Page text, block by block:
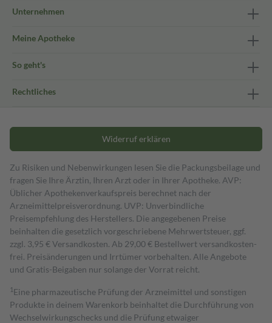
Unternehmen
Meine Apotheke
So geht's
Rechtliches
Widerruf erklären
Zu Risiken und Nebenwirkungen lesen Sie die Packungsbeilage und
fragen Sie Ihre Ärztin, Ihren Arzt oder in Ihrer Apotheke. AVP:
Üblicher Apothekenverkaufspreis berechnet nach der
Arzneimittelpreisverordnung. UVP: Unverbindliche
Preisempfehlung des Herstellers. Die angegebenen Preise
beinhalten die gesetzlich vorgeschriebene Mehrwertsteuer, ggf.
zzgl. 3,95 € Versandkosten. Ab 29,00 € Bestell­wert versand­kosten­
frei. Preisänderungen und Irrtümer vorbehalten. Alle Angebote
und Gratis-Beigaben nur solange der Vorrat reicht.
1 Eine pharmazeutische Prüfung der Arzneimittel und sonstigen
Produkte in deinem Warenkorb beinhaltet die Durchführung von
Wechselwirkungschecks und die Prüfung etwaiger